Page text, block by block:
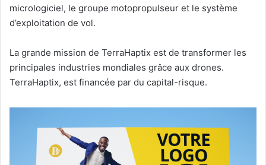
micrologiciel, le groupe motopropulseur et le système
d’exploitation de vol.
La grande mission de TerraHaptix est de transformer les
principales industries mondiales grâce aux drones.
TerraHaptix, est financée par du capital-risque.